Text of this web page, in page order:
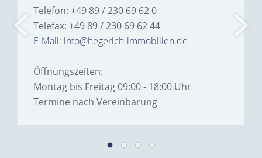
Telefon: +49 89 / 230 69 62 0
Telefax: +49 89 / 230 69 62 44
E-Mail: info@hegerich-immobilien.de
Öffnungszeiten:
Montag bis Freitag 09:00 - 18:00 Uhr
Termine nach Vereinbarung